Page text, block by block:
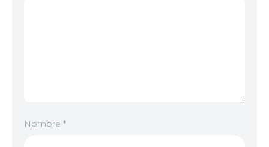
Nombre *